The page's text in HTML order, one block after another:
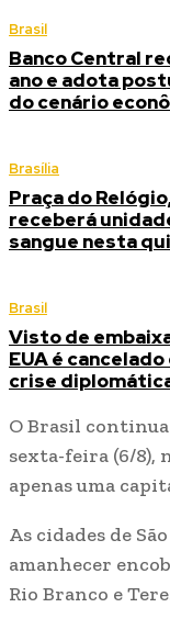
Brasil
Banco Central
ano e adota
do cenário
Brasília
Praça do
receberá
sangue nesta
Brasil
Visto de
EUA é
crise
O Brasil
sexta-feira (6/8),
apenas uma
As cidades de
amanhecer
Rio Branco e